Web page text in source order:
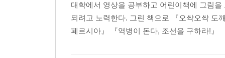
대학에서 영상을 공부하고 어린이책에 그림
되려고 노력한다. 그린 책으로 『오싹오싹 도
페르시아』 『역병이 돈다, 조선을 구하라!』